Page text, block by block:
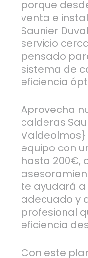
porque
venta e
Saunier
servicio
pensado
sistema de
eficiencia
Aprovecha
calderas
Valdeolmos}
equipo con
hasta 200€,
te ayudará
adecuado y
profesional
eficiencia
Con este